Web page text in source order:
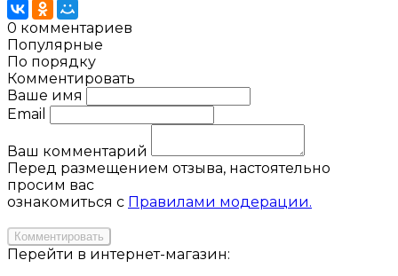
0 комментариев
Популярные
По порядку
Комментировать
Ваше имя
Email
Ваш комментарий
Перед размещением отзыва, настоятельно
просим вас
ознакомиться с Правилами модерации.
Комментировать
Перейти в интернет-магазин: